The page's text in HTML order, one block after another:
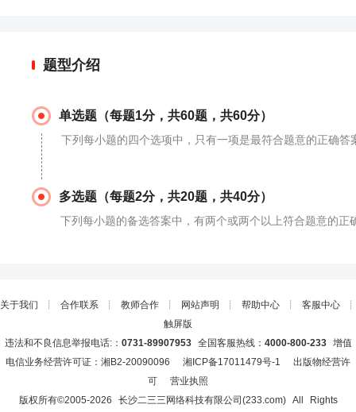
题型介绍
单选题（每题1分，共60题，共60分）
下列每小题的四个选项中，只有一项是最符合题意的正确
多选题（每题2分，共20题，共40分）
下列每小题的备选答案中，有两个或两个以上符合题意的
关于我们 ┊ 合作联系 ┊ 教师合作 ┊ 网站声明 ┊ 帮助中心 ┊ 客服中心 ┊
触屏版
违法和不良信息举报电话:： 0731-89907953全国客服热线： 4000-800-233增值
电信业务经营许可证：湘B2-20090096 湘ICP备17011479号-1
出版物经营许
可
营业执照
版权所有©2005-2026 长沙二三三网络科技有限公司(233.com)All Rights